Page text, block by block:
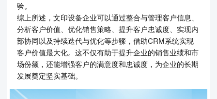
验。
综上所述，文印设备企业可以通过整合与管理客户信息、
分析客户价值、优化销售策略、提升客户忠诚度、实现内
部协同以及持续迭代与优化等步骤，借助CRM系统实现
客户价值最大化。这不仅有助于提升企业的销售业绩和市
场份额，还能增强客户的满意度和忠诚度，为企业的长期
发展奠定坚实基础。